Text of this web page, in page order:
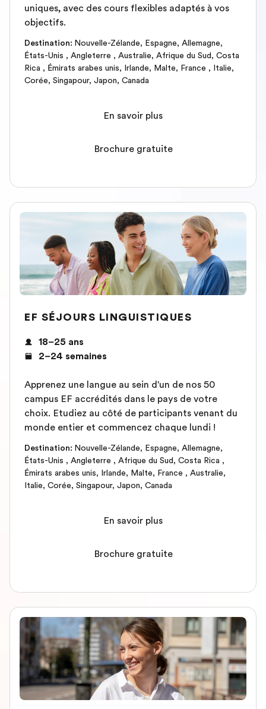
uniques, avec des cours flexibles adaptés à vos
objectifs.
Destination: Nouvelle-Zélande, Espagne, Allemagne,
États-Unis , Angleterre , Australie, Afrique du Sud, Costa
Rica , Émirats arabes unis, Irlande, Malte, France , Italie,
Corée, Singapour, Japon, Canada
En savoir plus
Brochure gratuite
EF SÉJOURS LINGUISTIQUES
18–25 ans
2–24 semaines
Apprenez une langue au sein d'un de nos 50
campus EF accrédités dans le pays de votre
choix. Etudiez au côté de participants venant du
monde entier et commencez chaque lundi !
Destination: Nouvelle-Zélande, Espagne, Allemagne,
États-Unis , Angleterre , Afrique du Sud, Costa Rica ,
Émirats arabes unis, Irlande, Malte, France , Australie,
Italie, Corée, Singapour, Japon, Canada
En savoir plus
Brochure gratuite